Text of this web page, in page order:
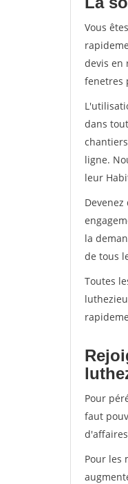
Vous
devis en
fenetres
dans
ligne.
leur
la
de tous
Toutes
Pour
faut
Pour les